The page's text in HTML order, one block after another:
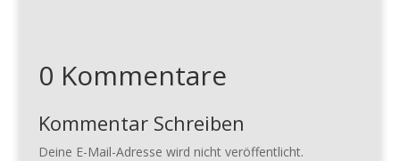
0 Kommentare
Kommentar Schreiben
Deine E-Mail-Adresse wird nicht veröffentlicht.